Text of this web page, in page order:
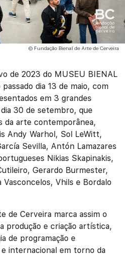
© Fundação Bienal de Arte de Cerveira
de 2023 do MUSEU BIENAL
dia 13 de maio, com
em 3 grandes
30 de setembro, que
da arte contemporânea,
Andy Warhol, Sol LeWitt,
Sevilla, Antón Lamazares
Nikias Skapinakis,
Gerardo Burmester,
Vasconcelos, Vhils e Bordalo
de Cerveira marca assim o
produção e criação artística,
de programação e
internacional em torno da